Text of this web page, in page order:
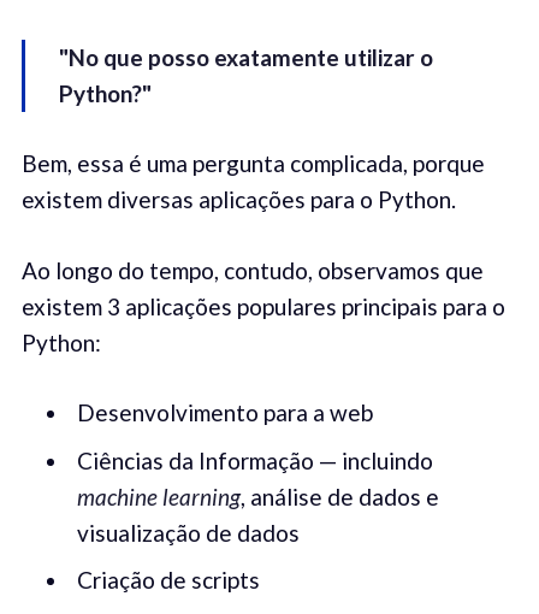
"No que posso exatamente utilizar o
Python?"
Bem, essa é uma pergunta complicada, porque
existem diversas aplicações para o Python.
Ao longo do tempo, contudo, observamos que
existem 3 aplicações populares principais para o
Python:
Desenvolvimento para a web
Ciências da Informação — incluindo
machine learning, análise de dados e
visualização de dados
Criação de scripts